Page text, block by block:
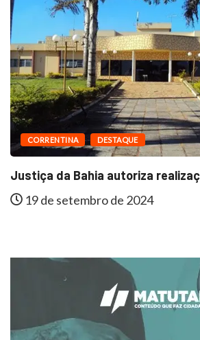
CORRENTINA DESTAQUE
Justiça da Bahia autoriza
19 de setembro de 2024